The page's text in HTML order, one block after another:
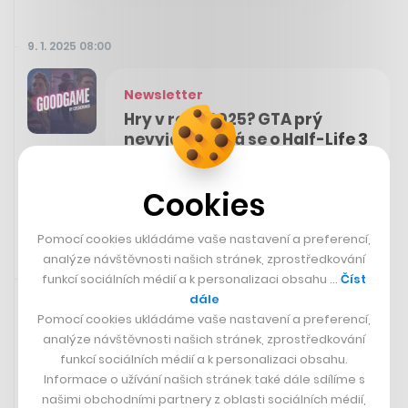
9. 1. 2025 08:00
Newsletter
Hry v roce 2025? GTA prý
nevyjde, šušká se o Half-Life 3
Odebírat Good Game
9. 1. 2025 07:45 Rychlá zpráva
Aktuálně.cz vyměnilo šéfredaktora,
odchází Witowská i další
Zpravodajský serverAktuálně.czvlastněný miliardářem
Zdeňkem Bakalou po nástupu nového šéfredaktora
Cookies
Pomocí cookies ukládáme vaše nastavení a preferencí,
analýze návštěvnosti našich stránek, zprostředkování
funkcí sociálních médií a k personalizaci obsahu … Číst
dále
Pomocí cookies ukládáme vaše nastavení a preferencí,
analýze návštěvnosti našich stránek, zprostředkování
funkcí sociálních médií a k personalizaci obsahu.
Informace o užívání našich stránek také dále sdílíme s
našimi obchodními partnery z oblasti sociálních médií,